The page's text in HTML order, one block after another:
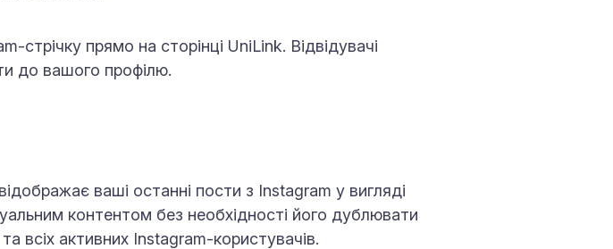
стрічку прямо на сторінці UniLink. Відвідувачі
до вашого профілю.
ваші останні пости з Instagram у вигляді
контентом без необхідності його дублювати
всіх активних Instagram-користувачів.